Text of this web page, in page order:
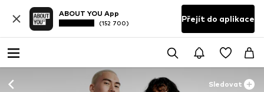
ABOUT YOU App
(152 700) Přejít do aplikace
Sledovat